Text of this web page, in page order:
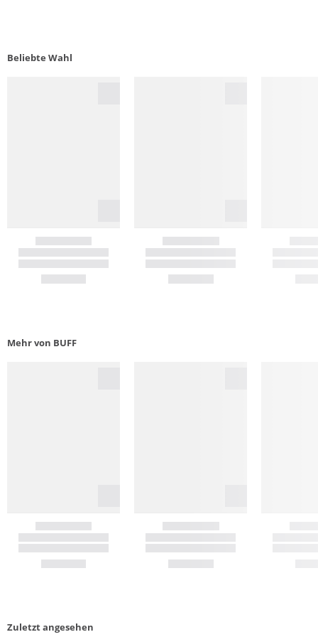
Beliebte Wahl
Mehr von BUFF
Zuletzt angesehen